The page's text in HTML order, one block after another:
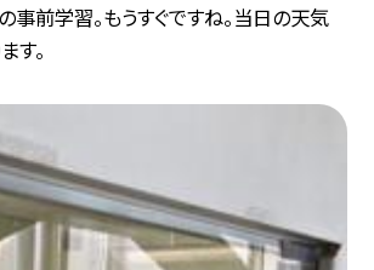
事前学習。もうすぐですね。当日の天気
す。